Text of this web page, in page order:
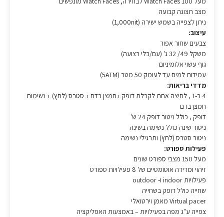
מצב תצוגה קבועה
ניתן לצפייה בשמש ישירה (1,000nit)
עיצוב:
צבעים שחור אפור
משקל 49/ 32 ג' (עם/בלי רצועה)
גוף עשוי אלומיניום
עמידות למים עד לעומק 50 מטר (5ATM)
מדדי בריאות:
4 ב-1 , לחיצה אחת לקבלת דופק +חמצן בדם + סטרס (לחץ) + נשימות
חמצן בדם
דופק , כולל ניטור דופק 24 ש'
ניטור שינה כולל נשימה בשינה
ניטור סטרס (לחץ) ותרגילי נשימה
פעילות ספורט:
מעל 150 מצבי ספורט שונים
זיהוי ומדידה אוטומטיים של 8 פעילויות ספורט
פעילויות indoor ו- outdoor
שחייה כולל דופק בשחייה
Virtual pacer מאמן וירטואלי
צפייה ע"ג מפה בפעילויות – באמצעות האפליקציה